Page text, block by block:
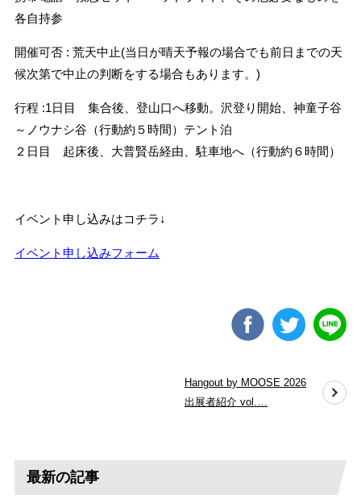
各自持参
開催可否 : 荒天中止(当日が晴天予報の場合でも前日までの天
候次第で中止の判断をする場合もあります。)
行程 :1日目 集合後、登山口へ移動。沢登り開始、神童子谷
～ノウナシ谷（行動約５時間）テント泊
２日目 起床後、大普賢岳経由、駐車地へ（行動約６時間）
イベント申し込みはコチラ↓
イベント申し込みフォーム
Hangout by MOOSE 2026
出展者紹介 vol.…
最新の記事